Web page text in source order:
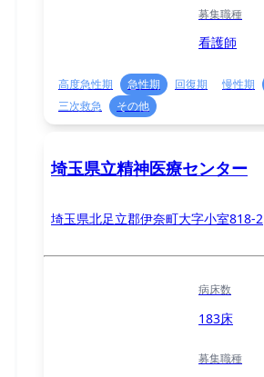
募集職種
看護師
高度急性期 急性期 回復期 慢性期
三次救急
その他
埼玉県立精神医療センター
埼玉県北足立郡伊奈町大字小室818-2
病床数
183床
募集職種